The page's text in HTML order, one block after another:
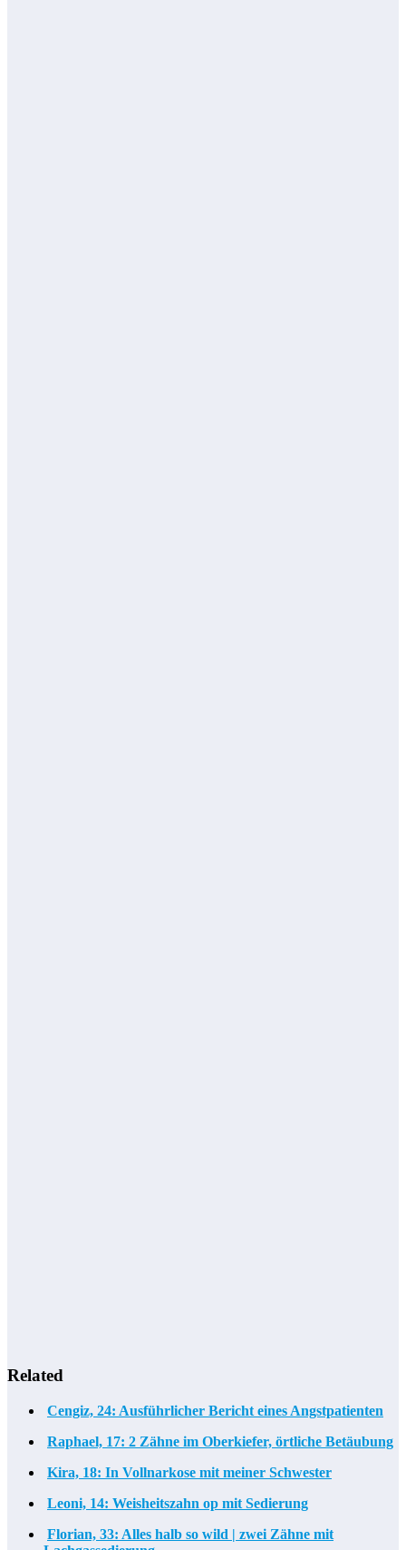
Related
Cengiz, 24: Ausführlicher Bericht eines Angstpatienten
Raphael, 17: 2 Zähne im Oberkiefer, örtliche Betäubung
Kira, 18: In Vollnarkose mit meiner Schwester
Leoni, 14: Weisheitszahn op mit Sedierung
Florian, 33: Alles halb so wild | zwei Zähne mit